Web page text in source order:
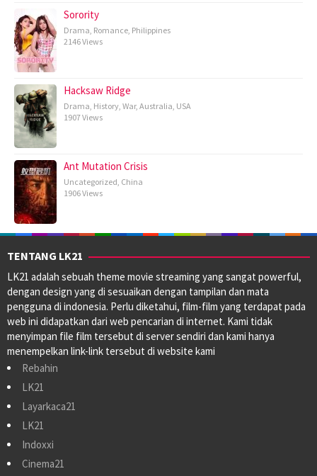
Sorority
Drama, Romance, Philippines
2146 Views
Hacksaw Ridge
Drama, History, War, Australia, USA
1907 Views
Ant Mutation Crisis
Uncategorized, China
1906 Views
TENTANG LK21
LK21 adalah sebuah theme movie streaming yang sangat powerful,
dengan design yang di sesuaikan dengan tampilan dan mata
pengguna di indonesia. Perlu diketahui, film-film yang terdapat pada
web ini didapatkan dari web pencarian di internet. Kami tidak
menyimpan file film tersebut di server sendiri dan kami hanya
menempelkan link-link tersebut di website kami
Rebahin
LK21
Layarkaca21
LK21
Indoxxi
Cinema21